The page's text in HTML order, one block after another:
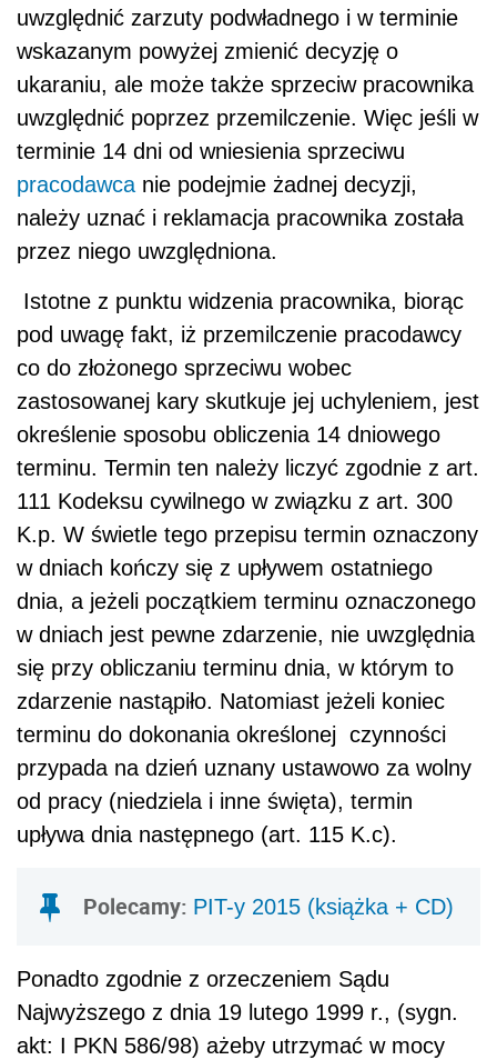
uwzględnić zarzuty podwładnego i w terminie
wskazanym powyżej zmienić decyzję o
ukaraniu, ale może także sprzeciw pracownika
uwzględnić poprzez przemilczenie. Więc jeśli w
terminie 14 dni od wniesienia sprzeciwu
pracodawca nie podejmie żadnej decyzji,
należy uznać i reklamacja pracownika została
przez niego uwzględniona.
Istotne z punktu widzenia pracownika, biorąc
pod uwagę fakt, iż przemilczenie pracodawcy
co do złożonego sprzeciwu wobec
zastosowanej kary skutkuje jej uchyleniem, jest
określenie sposobu obliczenia 14 dniowego
terminu. Termin ten należy liczyć zgodnie z art.
111 Kodeksu cywilnego w związku z art. 300
K.p. W świetle tego przepisu termin oznaczony
w dniach kończy się z upływem ostatniego
dnia, a jeżeli początkiem terminu oznaczonego
w dniach jest pewne zdarzenie, nie uwzględnia
się przy obliczaniu terminu dnia, w którym to
zdarzenie nastąpiło. Natomiast jeżeli koniec
terminu do dokonania określonej czynności
przypada na dzień uznany ustawowo za wolny
od pracy (niedziela i inne święta), termin
upływa dnia następnego (art. 115 K.c).
Polecamy: PIT-y 2015 (książka + CD)
Ponadto zgodnie z orzeczeniem Sądu
Najwyższego z dnia 19 lutego 1999 r., (sygn.
akt: I PKN 586/98) ażeby utrzymać w mocy